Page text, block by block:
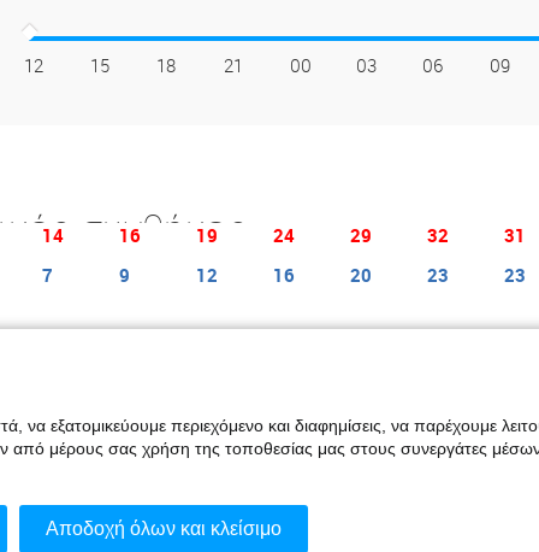
12 15 18 21 00 03 06 09
συνθήκες
14 16 19 24 29 32
31
7 9 12 16 20 23 23
χιλιοστό. Τα στατιστικά στοιχεία του κλίματος βασίζονται σε δεδομένα
εξατομικεύουμε περιεχόμενο και διαφημίσεις, να παρέχουμε
από μέρους σας χρήση της τοποθεσίας μας στους συνεργάτες
Αποδοχή όλων και κλείσιμο